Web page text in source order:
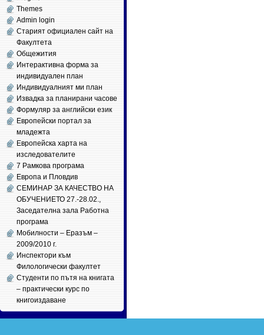
Themes
Admin login
Старият официален сайт на
Факултета
Общежития
Интерактивна форма за
индивидуален план
Индивидуалният ми план
Извадка за планирани часове
Формуляр за английски език
Европейски портал за
младежта
Европейска харта на
изследователите
7 Рамкова програма
Европа и Пловдив
СЕМИНАР ЗА КАЧЕСТВО НА
ОБУЧЕНИЕТО 27.-28.02.,
Заседателна зала Работна
програма
Мобилности – Еразъм –
2009/2010 г.
Инспектори към
Филологически факултет
Студенти по пътя на книгата
– практически курс по
книгоиздаване